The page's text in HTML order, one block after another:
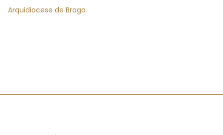
Arquidiocese de Braga